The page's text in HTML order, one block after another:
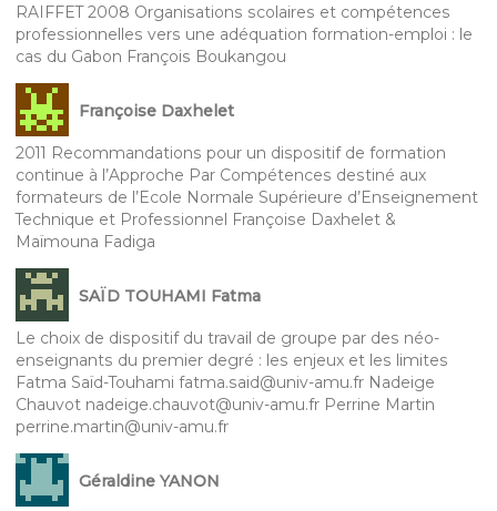
RAIFFET 2008 Organisations scolaires et compétences
professionnelles vers une adéquation formation-emploi : le
cas du Gabon François Boukangou
Françoise Daxhelet
2011 Recommandations pour un dispositif de formation
continue à l’Approche Par Compétences destiné aux
formateurs de l’Ecole Normale Supérieure d’Enseignement
Technique et Professionnel Françoise Daxhelet &
Maïmouna Fadiga
SAÏD TOUHAMI Fatma
Le choix de dispositif du travail de groupe par des néo-
enseignants du premier degré : les enjeux et les limites
Fatma Saïd-Touhami fatma.said@univ-amu.fr Nadeige
Chauvot nadeige.chauvot@univ-amu.fr Perrine Martin
perrine.martin@univ-amu.fr
Géraldine YANON